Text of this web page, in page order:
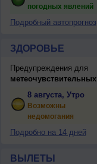
погодных явлений
Подробный автопрогноз
ЗДОРОВЬЕ
Предупреждения для
метеочувствительных
8 августа, Утро
Возможны
недомогания
Подробно на 14 дней
ВЫЛЕТЫ